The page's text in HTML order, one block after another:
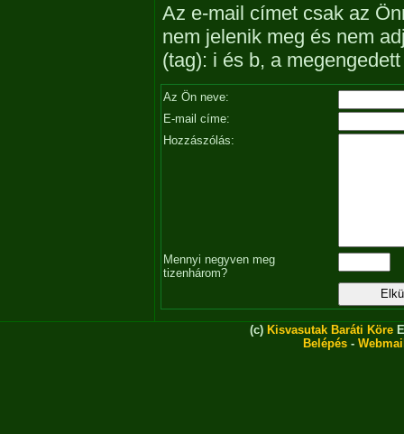
Az e-mail címet csak az
nem jelenik meg és nem
(tag): i és b, a
Az Ön neve:
E-mail címe:
Hozzászólás:
Mennyi negyven meg
tizenhárom?
(c) Kisvasutak Baráti Köre
Belépés -